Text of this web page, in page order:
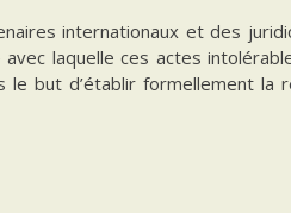
internationaux et des
avec laquelle ces actes
but d’établir formellement la